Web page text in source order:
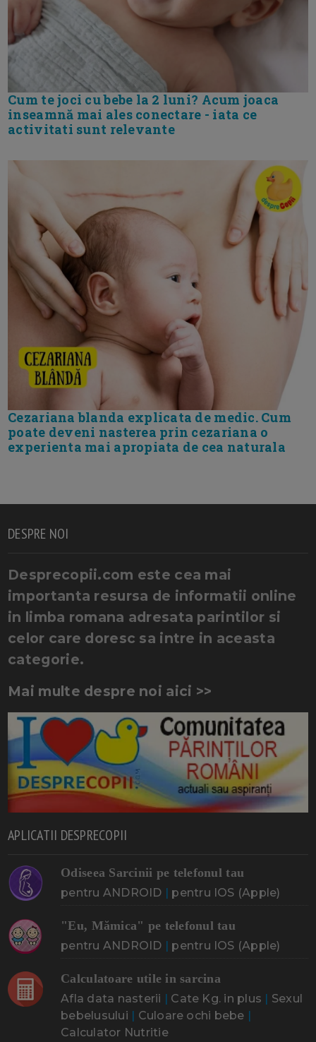
Cum te joci cu bebe la 2 luni? Acum joaca
inseamnă mai ales conectare - iata ce
activitati sunt relevante
Cezariana blanda explicata de medic. Cum
poate deveni nasterea prin cezariana o
experienta mai apropiata de cea naturala
DESPRE NOI
Desprecopii.com este cea mai
importanta resursa de informatii online
in limba romana adresata parintilor si
celor care doresc sa intre in aceasta
categorie.
Mai multe despre noi aici >>
APLICATII DESPRECOPII
Odiseea Sarcinii pe telefonul tau
pentru ANDROID | pentru IOS (Apple)
"Eu, Mămica" pe telefonul tau
pentru ANDROID | pentru IOS (Apple)
Calculatoare utile in sarcina
Afla data nasterii | Cate Kg. in plus | Sexul
bebelusului | Culoare ochi bebe |
Calculator Nutritie